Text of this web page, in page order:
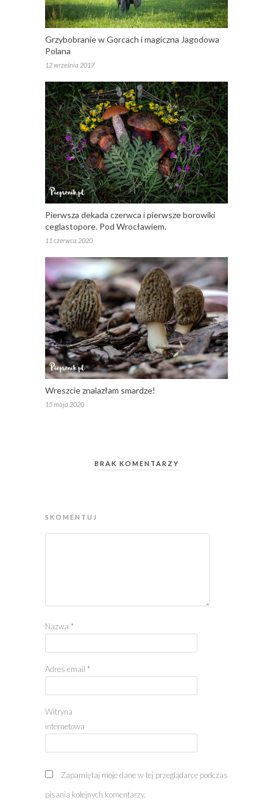
Grzybobranie w Gorcach i magiczna Jagodowa
Polana
12 września 2017
Pierwsza dekada czerwca i pierwsze borowiki
ceglastopore. Pod Wrocławiem.
11 czerwca 2020
Wreszcie znalazłam smardze!
15 maja 2020
BRAK KOMENTARZY
SKOMENTUJ
Nazwa *
Adres email *
Witryna
internetowa
Zapamiętaj moje dane w tej przeglądarce podczas
pisania kolejnych komentarzy.